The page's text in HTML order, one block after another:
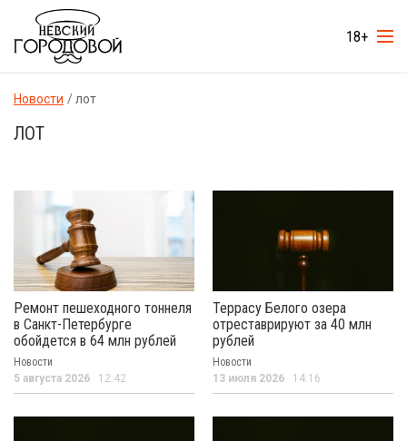
18+
Новости лот
ЛОТ
Ремонт пешеходного тоннеля
в Санкт-Петербурге
обойдется в 64 млн рублей
Новости
5 августа 2026 12:42
Террасу Белого озера
отреставрируют за 40 млн
рублей
Новости
13 июля 2026 14:16